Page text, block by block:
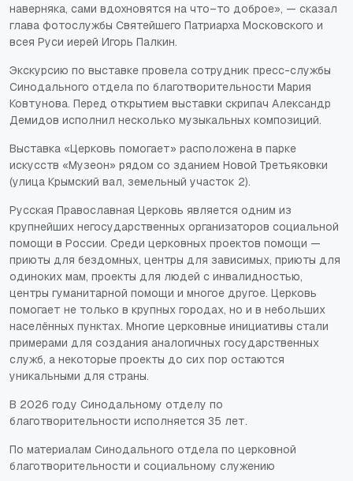
наверняка, сами вдохновятся на что–то доброе», — сказал
глава фотослужбы Святейшего Патриарха Московского и
всея Руси иерей Игорь Палкин.
Экскурсию по выставке провела сотрудник пресс-службы
Синодального отдела по благотворительности Мария
Ковтунова. Перед открытием выставки скрипач Александр
Демидов исполнил несколько музыкальных композиций.
Выставка «Церковь помогает» расположена в парке
искусств «Музеон» рядом со зданием Новой Третьяковки
(улица Крымский вал, земельный участок 2).
Русская Православная Церковь является одним из
крупнейших негосударственных организаторов социальной
помощи в России. Среди церковных проектов помощи —
приюты для бездомных, центры для зависимых, приюты для
одиноких мам, проекты для людей с инвалидностью,
центры гуманитарной помощи и многое другое. Церковь
помогает не только в крупных городах, но и в небольших
населённых пунктах. Многие церковные инициативы стали
примерами для создания аналогичных государственных
служб, а некоторые проекты до сих пор остаются
уникальными для страны.
В 2026 году Синодальному отделу по
благотворительности исполняется 35 лет.
По материалам Синодального отдела по церковной
благотворительности и социальному служению